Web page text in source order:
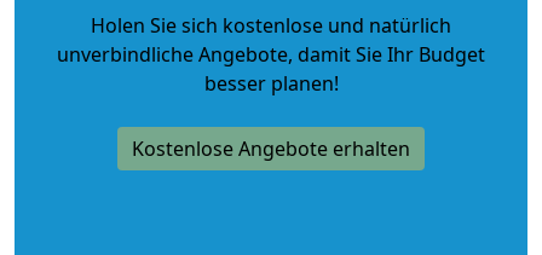
Holen Sie sich kostenlose und natürlich
unverbindliche Angebote, damit Sie Ihr Budget
besser planen!
Kostenlose Angebote erhalten